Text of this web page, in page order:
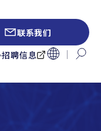
招聘信息
联系我们